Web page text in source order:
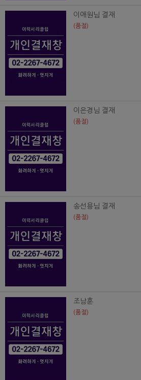
이애원님 결재
(품절)
이은경님 결재
(품절)
송선용님 결재
(품절)
조남훈
(품절)